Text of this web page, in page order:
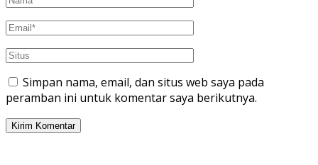
Simpan nama, email, dan situs web saya pada
peramban ini untuk komentar saya berikutnya.